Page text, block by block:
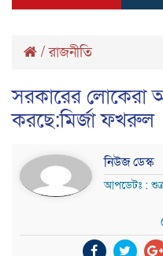
/রাজনীতি
সরকারের
করছে:মির্জা ফখরুল
নিউজ ডেস্ক
আপডেটঃ :